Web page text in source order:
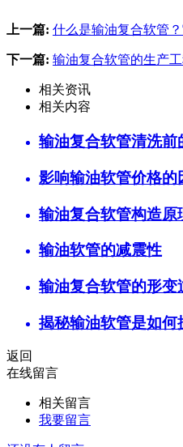
上一篇: 什么是输油复合软管
下一篇: 输油复合软管的生产
相关资讯
相关内容
输油复合软管清洗前
影响输油软管价格的
输油复合软管构造原
输油软管的减震性
输油复合软管的形变
揭秘输油软管是如何
返回
在线留言
相关留言
我要留言